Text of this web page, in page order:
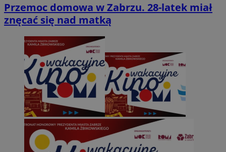
Przemoc domowa w Zabrzu. 28-latek miał
znęcać się nad matką